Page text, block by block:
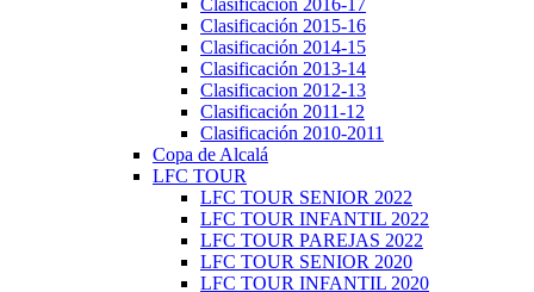
Clasificación 2016-17
Clasificación 2015-16
Clasificación 2014-15
Clasificación 2013-14
Clasificacion 2012-13
Clasificación 2011-12
Clasificación 2010-2011
Copa de Alcalá
LFC TOUR
LFC TOUR SENIOR 2022
LFC TOUR INFANTIL 2022
LFC TOUR PAREJAS 2022
LFC TOUR SENIOR 2020
LFC TOUR INFANTIL 2020